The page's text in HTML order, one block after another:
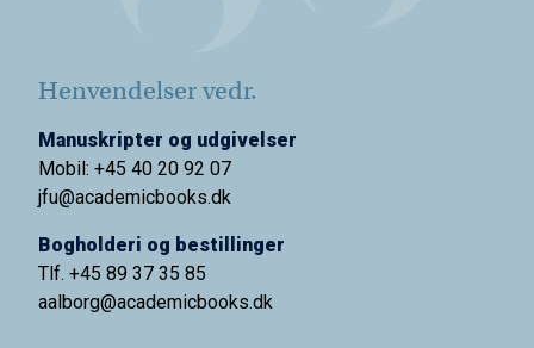
Henvendelser vedr.
Manuskripter og udgivelser
Mobil: +45 40 20 92 07
jfu@academicbooks.dk
Bogholderi og bestillinger
Tlf. +45 89 37 35 85
aalborg@academicbooks.dk